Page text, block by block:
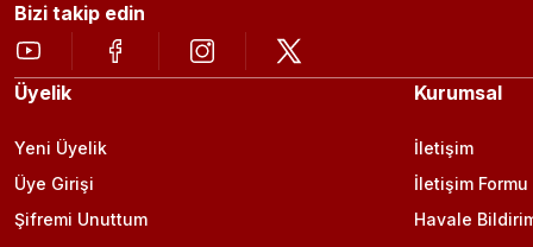
Bizi takip edin
Üyelik
Yeni Üyelik
Üye Girişi
Şifremi Unuttum
Kurumsal
İletişim
İletişim Formu
Havale